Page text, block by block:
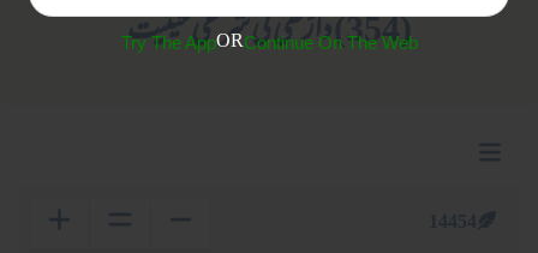
(354) داڑھی کی شرعی حیثیت Try The AppORContinue On The Web